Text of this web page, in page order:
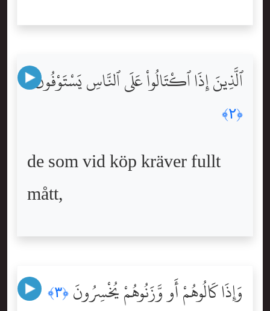
ٱلَّذِينَ إِذَا ٱكْتَالُواْ عَلَى ٱلنَّاسِ يَسْتَوْفُونَ
﴿٢﴾
de som vid köp kräver fullt
mått,
وَإِذَا كَالُوهُمْ أَو وَّزَنُوهُمْ يُخْسِرُونَ ﴿٣﴾